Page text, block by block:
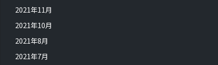
2021年11月
2021年10月
2021年8月
2021年7月